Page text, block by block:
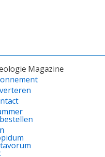
Magazine